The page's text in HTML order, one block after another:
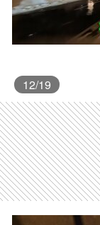
12/19